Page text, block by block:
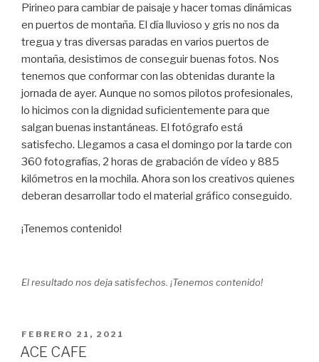
Pirineo para cambiar de paisaje y hacer tomas dinámicas
en puertos de montaña. El día lluvioso y gris no nos da
tregua y tras diversas paradas en varios puertos de
montaña, desistimos de conseguir buenas fotos. Nos
tenemos que conformar con las obtenidas durante la
jornada de ayer. Aunque no somos pilotos profesionales,
lo hicimos con la dignidad suficientemente para que
salgan buenas instantáneas. El fotógrafo está
satisfecho. Llegamos a casa el domingo por la tarde con
360 fotografías, 2 horas de grabación de vídeo y 885
kilómetros en la mochila. Ahora son los creativos quienes
deberan desarrollar todo el material gráfico conseguido.
¡Tenemos contenido!
El resultado nos deja satisfechos. ¡Tenemos contenido!
PUBLICADO
EL
FEBRERO 21, 2021
ACE CAFE